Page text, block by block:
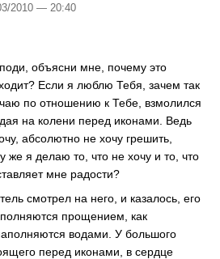
2010 — 20:40
объясни мне, почему это
Если я люблю Тебя, зачем так
по отношению к Тебе, взмолился
на колени перед иконами. Ведь
абсолютно не хочу грешить,
же я делаю то, что не хочу и то, что
мне радости?
смотрел на него, и казалось, его
прощением, как
водами. У большого
перед иконами, в сердце